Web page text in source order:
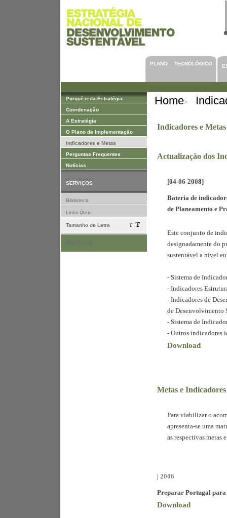
PLANO TECNOLÓGICO
Porquê esta Estratégia
Coordenação
A Estratégia
O Plano de Implementação
Indicadores e Metas
Perguntas Frequentes
Notícias
SERVIÇOS
Biblioteca
Links Úteis
Tamanho de Letra
Home>
Indicadores e Metas
Actualização dos
[04-06-2008]
Bateria de
de Planeamento e
Este conjunto de
designadamente do
sustentável a nível
- Sistema de
- Indicadores
- Indicadores de
de Desenvolvimento
- Sistema de
- Outros indicadores
Download
Metas e Indicadores
Para viabilizar o
apresenta-se uma
as respectivas metas
| 2006
Preparar Portugal para
Download